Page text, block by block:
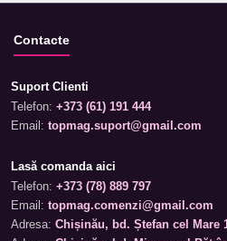
Contacte
Suport Clienti
Telefon: +373 (61) 191 444
Email: topmag.suport@gmail.com
Lasă comanda aici
Telefon: +373 (78) 889 797
Email: topmag.comenzi@gmail.com
Adresa: Chișinău, bd. Ștefan cel Mare